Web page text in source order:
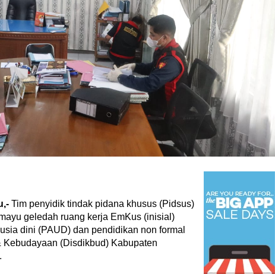
Tim penyidik tindak pidana khusus (Pidsus)
geledah ruang kerja EmKus (inisial)
dini (PAUD) dan pendidikan non formal
(Disdikbud) Kabupaten